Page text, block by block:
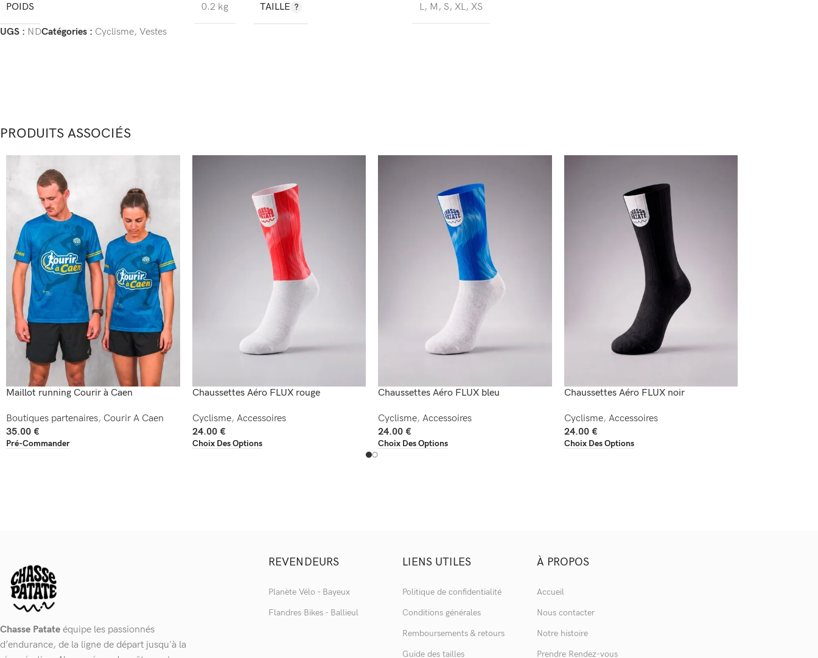
POIDS 0.2 kg TAILLE L, M, S, XL, XS
UGS : NDCatégories : Cyclisme, Vestes
PRODUITS ASSOCIÉS
Maillot running Courir à Caen
Boutiques partenaires, Courir A Caen
35.00 €
Pré-Commander
Chaussettes Aéro FLUX rouge
Cyclisme, Accessoires
24.00 €
Choix Des Options
Chaussettes Aéro FLUX bleu
Cyclisme, Accessoires
24.00 €
Choix Des Options
Chaussettes Aéro FLUX noir
Cyclisme, Accessoires
24.00 €
Choix Des Options
Chasse Patate équipe les passionnés
d’endurance, de la ligne de départ jusqu'à la
REVENDEURS
Planète Vélo - Bayeux
Flandres Bikes - Ballieul
LIENS UTILES
Politique de confidentialité
Conditions générales
Remboursements & retours
Guide des tailles
À PROPOS
Accueil
Nous contacter
Notre histoire
Prendre Rendez-vous